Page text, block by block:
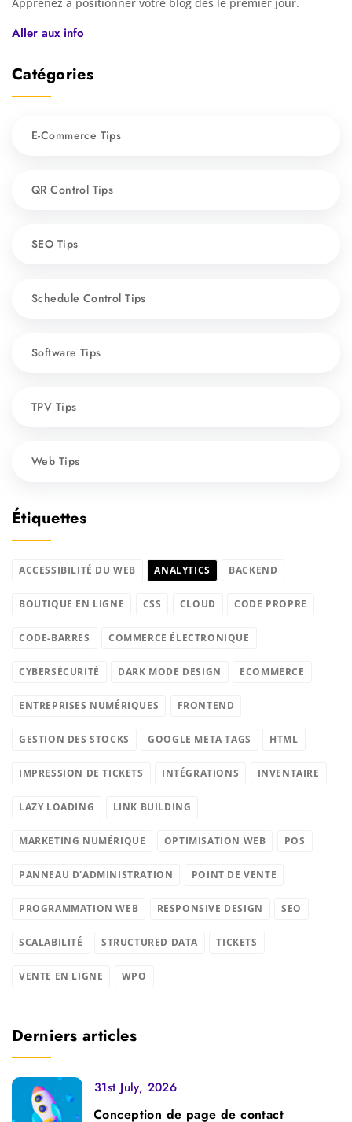
Aller aux info
Catégories
E-Commerce Tips
QR Control Tips
SEO Tips
Schedule Control Tips
Software Tips
TPV Tips
Web Tips
Étiquettes
ACCESSIBILITÉ DU WEB ANALYTICS BACKEND
BOUTIQUE EN LIGNE CSS CLOUD CODE PROPRE
CODE-BARRES COMMERCE ÉLECTRONIQUE
CYBERSÉCURITÉ DARK MODE DESIGN ECOMMERCE
ENTREPRISES NUMÉRIQUES FRONTEND
GESTION DES STOCKS GOOGLE META TAGS HTML
IMPRESSION DE TICKETS INTÉGRATIONS INVENTAIRE
LAZY LOADING LINK BUILDING
MARKETING NUMÉRIQUE OPTIMISATION WEB POS
PANNEAU D'ADMINISTRATION POINT DE VENTE
PROGRAMMATION WEB RESPONSIVE DESIGN SEO
SCALABILITÉ STRUCTURED DATA TICKETS
VENTE EN LIGNE WPO
Derniers articles
31st July, 2026
Conception de page de contact